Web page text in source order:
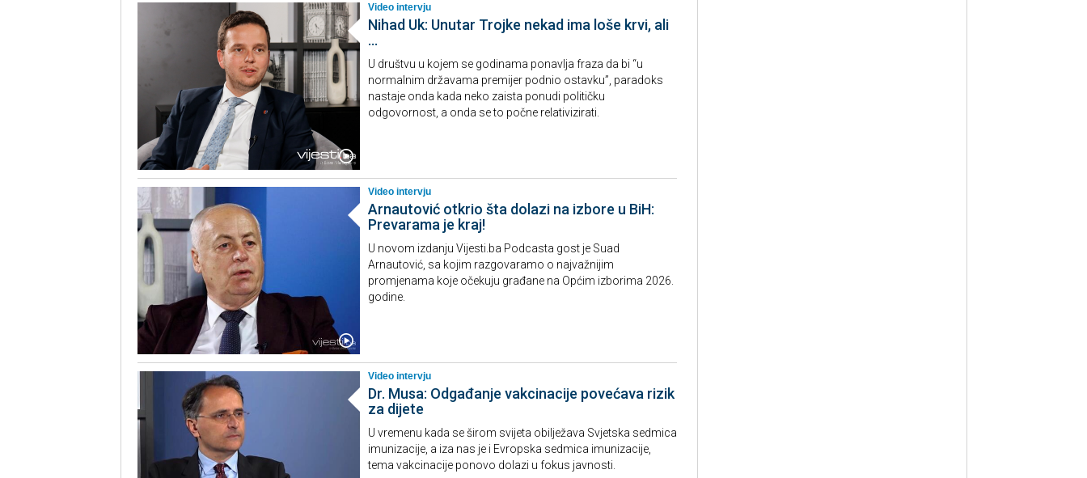
Video intervju
Nihad Uk: Unutar Trojke nekad ima loše krvi, ali
...
U društvu u kojem se godinama ponavlja fraza da bi “u
normalnim državama premijer podnio ostavku”, paradoks
nastaje onda kada neko zaista ponudi političku
odgovornost, a onda se to počne relativizirati.
Video intervju
Arnautović otkrio šta dolazi na izbore u BiH:
Prevarama je kraj!
U novom izdanju Vijesti.ba Podcasta gost je Suad
Arnautović, sa kojim razgovaramo o najvažnijim
promjenama koje očekuju građane na Općim izborima 2026.
godine.
Video intervju
Dr. Musa: Odgađanje vakcinacije povećava rizik
za dijete
U vremenu kada se širom svijeta obilježava Svjetska sedmica
imunizacije, a iza nas je i Evropska sedmica imunizacije,
tema vakcinacije ponovo dolazi u fokus javnosti.